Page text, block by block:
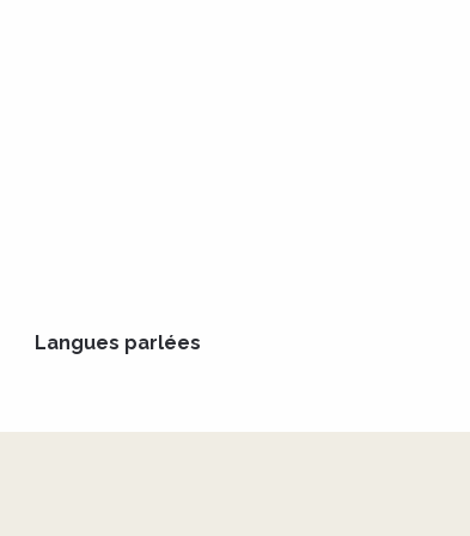
Langues parlées
Langues parlées